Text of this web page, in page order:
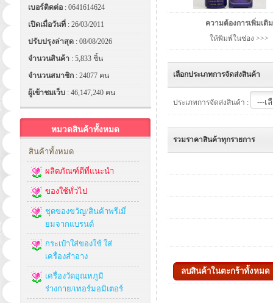
เบอร์ติดต่อ : 0641614624
เปิดเมื่อวันที่ : 26/03/2011
ปรับปรุงล่าสุด : 08/08/2026
จำนวนสินค้า : 5,833 ชิ้น
จำนวนสมาชิก : 24077 คน
ผู้เข้าชมเว็บ : 46,147,240 คน
หมวดสินค้าทั้งหมด
สินค้าทั้งหมด
ผลิตภัณฑ์ดีที่แนะนำ
ของใช้ทั่วไป
ชุดของขวัญ/สินค้าพรีเมี่
ยมจากแบรนด์
กระเป๋าใส่ของใช้ ใส่
เครื่องสำอาง
เครื่องวัดอุณหภูมิ
ร่างกาย/เทอร์มอมิเตอร์
ความต้องการเพิ่มเติม
ให้พิมพ์ในช่อง >>>
เลือกประเภทการจัดส่งสินค้า
ประเภทการจัดส่งสินค้า :
รวมราคาสินค้าทุกรายการ